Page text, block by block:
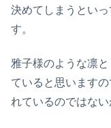
決めてしまうとい
す。
雅子様のような凛
ていると思います
れているのではない